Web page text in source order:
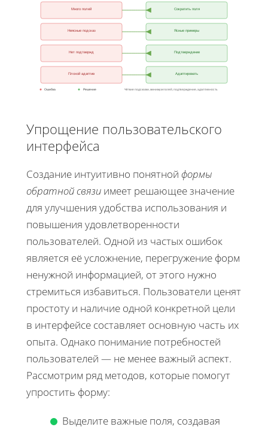
Много полей
Неясные подсказ
Нет подтвержд
Плохой адаптив
Сократить поля
Ясные примеры
Подтверждение
Адаптировать
Ошибка Решение Чёткие подсказки, минимум полей, подтверждение, адаптивность
Упрощение пользовательского
интерфейса
Создание интуитивно понятной формы
обратной связи имеет решающее значение
для улучшения удобства использования и
повышения удовлетворенности
пользователей. Одной из частых ошибок
является её усложнение, перегружение форм
ненужной информацией, от этого нужно
стремиться избавиться. Пользователи ценят
простоту и наличие одной конкретной цели
в интерфейсе составляет основную часть их
опыта. Однако понимание потребностей
пользователей — не менее важный аспект.
Рассмотрим ряд методов, которые помогут
упростить форму:
Выделите важные поля, создавая